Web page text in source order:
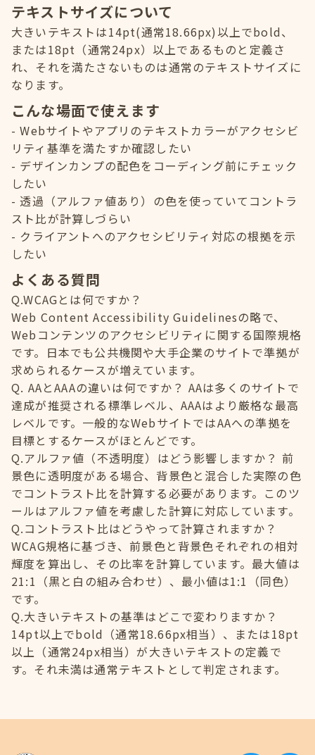
テキストサイズについて
大きいテキストは14pt(通常18.66px)以上でbold、
または18pt（通常24px）以上であるものと定義さ
れ、それを満たさないものは通常のテキストサイズに
なります。
こんな場面で使えます
Webサイトやアプリのテキストカラーがアクセシビ
リティ基準を満たすか確認したい
デザインカンプの配色をコーディング前にチェック
したい
透過（アルファ値あり）の色を使っていてコントラ
スト比が計算しづらい
クライアントへのアクセシビリティ対応の根拠を示
したい
よくある質問
Q.WCAGとは何ですか？
Web Content Accessibility Guidelinesの略で、
Webコンテンツのアクセシビリティに関する国際規格
です。日本でも公共機関や大手企業のサイトで準拠が
求められるケースが増えています。
Q. AAとAAAの違いは何ですか？ AAは多くのサイトで
達成が推奨される標準レベル、AAAはより厳格な最高
レベルです。一般的なWebサイトではAAへの準拠を
目標とするケースがほとんどです。
Q.アルファ値（不透明度）はどう影響しますか？ 前
景色に透明度がある場合、背景色と混合した実際の色
でコントラスト比を計算する必要があります。このツ
ールはアルファ値を考慮した計算に対応しています。
Q.コントラスト比はどうやって計算されますか？
WCAG規格に基づき、前景色と背景色それぞれの相対
輝度を算出し、その比率を計算しています。最大値は
21:1（黒と白の組み合わせ）、最小値は1:1（同色）
です。
Q.大きいテキストの基準はどこで変わりますか？
14pt以上でbold（通常18.66px相当）、または18pt
以上（通常24px相当）が大きいテキストの定義で
す。それ未満は通常テキストとして判定されます。